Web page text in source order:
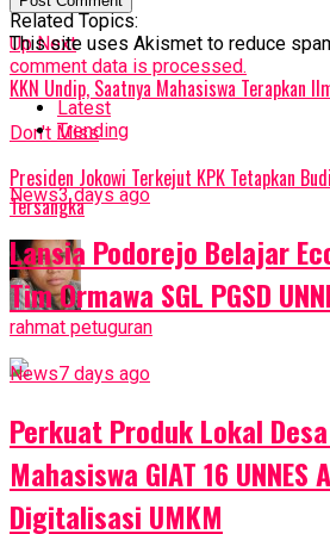
Related Topics:
Up Next
KKN Undip, Saatnya Mahasiswa Terapkan
Don't Miss
Presiden Jokowi Terkejut KPK Tetapkan
Tersangka
rahmat petuguran
This site uses Akismet to reduce
comment data is processed.
Latest
Trending
News3 days ago
Lansia Podorejo Belajar
Tim Ormawa SGL PGSD
News7 days ago
Perkuat Produk Lokal
Mahasiswa GIAT 16
Digitalisasi UMKM